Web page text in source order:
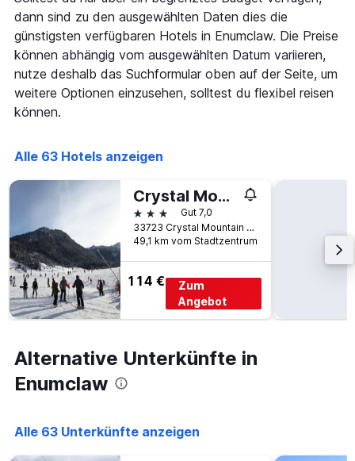
Diagramm
hat
1
X-
Achse,
die
die
Anzahl
vor
Aufenthalt
Diagramm
hat
1
Y-
Achse,
die
den
Zimmerpreis
anzeigt
dann sind zu den ausgewählten Daten dies die
günstigsten verfügbaren Hotels in Enumclaw. Die Preise
können abhängig vom ausgewählten Datum variieren,
nutze deshalb das Suchformular oben auf der Seite, um
weitere Optionen einzusehen, solltest du flexibel reisen
können.
Alle 63 Hotels anzeigen
Crystal Mountain Hotels
3 SterneGut 7,0
33723 Crystal Mountain Blvd, Enumclaw, WA, USA
49,1 km vom Stadtzentrum
114 €
Zum
Angebot
Alternative Unterkünfte in
Enumclaw
Alle 63 Unterkünfte anzeigen